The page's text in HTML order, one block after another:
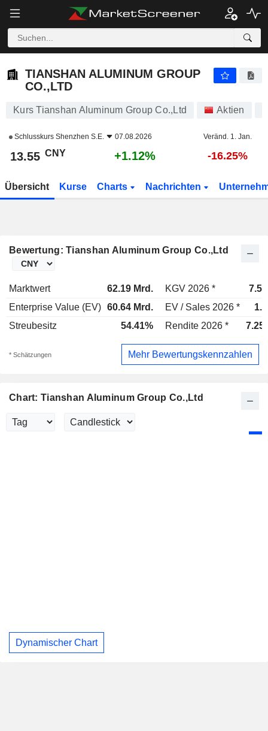
TIANSHAN ALUMINUM GROUP
CO.,LTD
Kurs Tianshan Aluminum Group Co.,Ltd Aktien
Schlusskurs Shenzhen S.E. 07.08.2026 Veränd. 1. Jan.
13.55 CNY +1.12% -16.25%
Übersicht Kurse Charts Nachrichten
Bewertung: Tianshan Aluminum Group Co.,Ltd
Marktwert 62.19 Mrd. KGV 2026 *
Enterprise Value (EV) 60.64 Mrd. EV / Sales 2026 *
Streubesitz
54.41% Rendite 2026 *
* Schätzungen Mehr Bewertungskennzahlen
Chart: Tianshan Aluminum Group Co.,Ltd
Dynamischer Chart